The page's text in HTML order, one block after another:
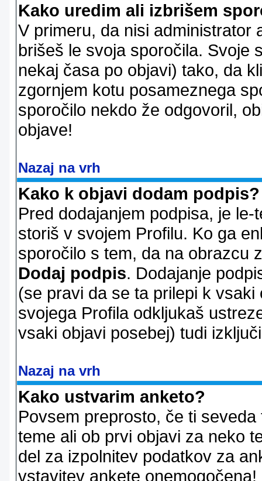
Kako uredim ali izbrišem
V primeru, da nisi administrator
brišeš le svoja sporočila. Svoje
nekaj časa po objavi) tako, da
zgornjem kotu posameznega
sporočilo nekdo že odgovoril,
objave!
Nazaj na vrh
Kako k objavi dodam podpis?
Pred dodajanjem podpisa, je
storiš v svojem Profilu. Ko ga
sporočilo s tem, da na obrazcu
Dodaj podpis. Dodajanje
(se pravi da se ta prilepi k
svojega Profila odkljukaš
vsaki objavi posebej) tudi
Nazaj na vrh
Kako ustvarim anketo?
Povsem preprosto, če ti
teme ali ob prvi objavi za neko
del za izpolnitev podatkov za
vstavitev ankete